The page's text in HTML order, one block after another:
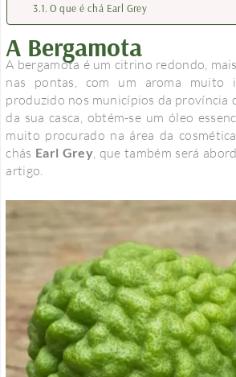
O que é chá Earl Grey
A Bergamota
A bergamota é um citrino redondo,
nas pontas, com um aroma muito
produzido nos municípios da província
da sua casca, obtém-se um óleo
muito procurado na área da
chás Earl Grey, que também será
artigo.